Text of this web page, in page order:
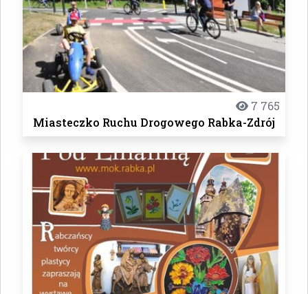
7 765
Miasteczko Ruchu Drogowego Rabka-Zdrój